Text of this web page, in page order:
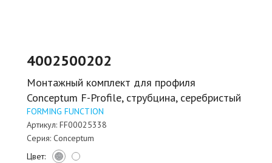
4002500202
Монтажный комплект для профиля
Conceptum F-Profile, струбцина, серебристый
FORMING FUNCTION
Артикул: FF00025338
Серия: Conceptum
Цвет: